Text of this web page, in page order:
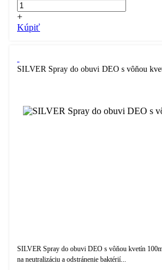
+
Kúpiť
SILVER Spray do obuvi DEO s vôňou
SILVER Spray do obuvi DEO s vôňou kvetín
na neutralizáciu a odstránenie baktérií...